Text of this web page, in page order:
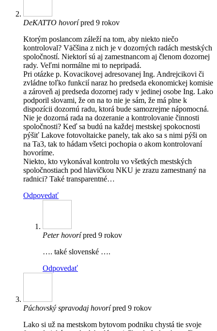
DeKATTO hovorí pred 9 rokov
Ktorým poslancom záleží na tom, aby niekto niečo
kontroloval? Väčšina z nich je v dozorných radách mestských
spoločností. Niektorí sú aj zamestnancom aj členom dozornej
rady. Veľmi normálne mi to nepripadá.
Pri otázke p. Kovacikovej adresovanej Ing. Andrejcikovi či
zvládne toľko funkcií naraz ho predseda ekonomickej komisie
a zároveň aj predseda dozornej rady v jedinej osobe Ing. Lako
podporil slovami, že on na to nie je sám, že má plne k
dispozícii dozornú radu, ktorá bude samozrejme nápomocná.
Nie je dozorná rada na dozeranie a kontrolovanie činnosti
spoločnosti? Keď sa budú na každej mestskej spokocnosti
pýšiť Lakove fotovoltaicke panely, tak ako sa s nimi pýši on
na Ta3, tak to hádam všetci pochopia o akom kontrolovaní
hovoríme.
Niekto, kto vykonával kontrolu vo všetkých mestských
spoločnostiach pod hlavičkou NKU je zrazu zamestnaný na
radnici? Také transparentné…
Odpovedať
Peterhovorí pred 9 rokov
…. také slovenské ….
Odpovedať
Púchovský spravodaj hovorí pred 9 rokov
Lako si už na mestskom bytovom podniku chystá tie svoje